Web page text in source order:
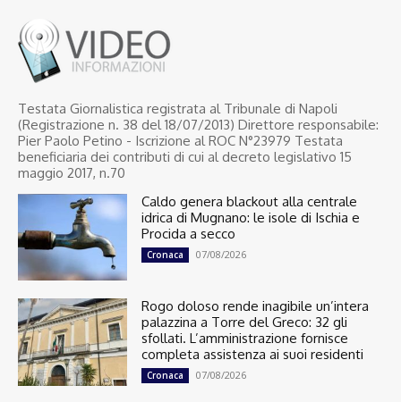
Testata Giornalistica registrata al Tribunale di Napoli
(Registrazione n. 38 del 18/07/2013) Direttore responsabile:
Pier Paolo Petino - Iscrizione al ROC N°23979 Testata
beneficiaria dei contributi di cui al decreto legislativo 15
maggio 2017, n.70
Caldo genera blackout alla centrale
idrica di Mugnano: le isole di Ischia e
Procida a secco
Cronaca 07/08/2026
Rogo doloso rende inagibile un’intera
palazzina a Torre del Greco: 32 gli
sfollati. L’amministrazione fornisce
completa assistenza ai suoi residenti
Cronaca 07/08/2026